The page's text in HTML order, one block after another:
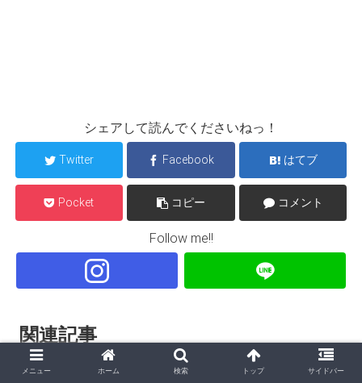
シェアして読んでくださいねっ！
Twitter Facebook はてブ
Pocket コピー コメント
Follow me!!
関連記事
メニュー ホーム 検索 トップ サイドバー